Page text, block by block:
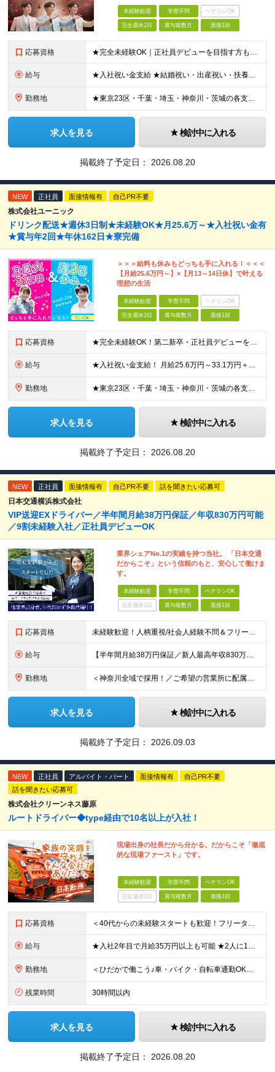
未経験歓迎 学歴不問 ベテランOK
完全週休2日 賞与複数月 面接1回
応募資格 ★完全未経験OK｜正社員デビューを目指す方も大歓迎！子育て世代も活躍中！ ★応募資格を満たす方は全員面接いたします！（面接1回） ■学歴不問 ■普通免許をお持ちの方（AT限定可） ■40歳以下の方（
給与 ★入社祝い金支給 ★結婚祝い・出産祝い・扶養手当・家族手当・退職金制度など福利厚生も充実しています！ 月給19.2万円～21.4万円＋賞与年2回 ※研修期間2ヶ月：月給額から-1.2万円の支給にな
勤務地 ★東京23区・千葉・埼玉・神奈川・茨城の各支店 ★転居を伴う転勤なし ★希望や通勤時間を考慮して決定します ★U・Iターン歓迎！ ▼東京都 ・板橋支店 東京都板橋区東坂下 ・新砂支店 東京都江東区
求人を見る 検討中に入れる
掲載終了予定日： 2026.08.20
NEW 正社員 面接情報有 自己PR不要
株式会社ユーニック
ドリンク配送★週休3日制★未経験OK★月25.6万～★入社祝い金有
★賞与年2回★年休162日★寮完備
＞＞＞給料も休みもどっちも手に入れる！＜＜＜
【月給25.6万円～】×【月13～14日休】で叶える
理想の生活
未経験歓迎 学歴不問 ベテランOK
完全週休2日 賞与複数月 面接1回
応募資格 ★完全未経験OK！第二新卒・正社員デビューを目指す方も大歓迎！ ★応募資格を満たす方は全員面接いたします！（面接1回） ■学歴不問 ■普通免許をお持ちの方（AT限定可） ■34歳以下の方（若年層の長
給与 ★入社祝い金支給！ 月給25.6万円～33.1万円＋賞与年2回 ※結婚祝い・出産祝い・扶養手当・家族手当・退職金制度など福利厚生も充実しています！ ※研修期間2ヶ月：月給額から-1.6万円の支給に
勤務地 ★東京23区・千葉・埼玉・神奈川・茨城の各支店 ★転居を伴う転勤なし ★希望や通勤時間を考慮して決定します ★U・Iターン歓迎！ ▼東京都 ・板橋支店 東京都板橋区東坂下 ・新砂支店 東京都江東区
求人を見る 検討中に入れる
掲載終了予定日： 2026.08.20
NEW 正社員 面接情報有 自己PR不要 話を聞きたい応募可
日本交通横浜株式会社
VIP送迎EXドライバー／半年間月給38万円保証／年収830万円可能
／9割未経験入社／正社員デビューOK
業界シェアNo.1の実績を持つ当社。 「日本交通
だからこそ」という信頼のもと、安心して働けま
す。
未経験歓迎 学歴不問 ベテランOK
完全週休2日 賞与複数月 面接1回
応募資格 未経験歓迎！人柄重視/社会人経験不問＆フリーターもOK ■普通自動車免許（AT限定可）を取得して1年以上経過している方 ※前職・学歴・ブランク・転職回数などは一切不問です。 <2種免許取得代は全額
給与 【半年間月給38万円保証／新人最高年収830万円／賞与年2回／給料控除を100%撤廃】 6ヶ月間、月給38万円保証＋歩合給＋賞与年2回（川崎／保土ヶ谷／戸塚） ◆保証額を超える売上時は上乗せした給与
勤務地 ＜神奈川全域で採用！／ご希望の営業所に配属＞ ◎転居を伴う転勤なし！ ◎U・Iターン歓迎！ ◎マイカー通勤OK（駐車場完備） 神奈川全域に6拠点（★希望の営業所に配属） ■本社：横浜市戸塚区名瀬町1
求人を見る 検討中に入れる
掲載終了予定日： 2026.09.03
NEW 正社員 アルバイト・パート 面接情報有
自己PR不要
話を聞きたい応募可
株式会社クリーンネス藤原
ルートドライバー◆type経由で10名以上が入社！
現場出身の社長だから分かる。だからこそ「徹底
的な現場ファースト」です。
未経験歓迎 学歴不問 ベテランOK
完全週休2日 賞与複数月 面接1回
応募資格 ＜40代からの未経験スタートも歓迎！フリーターでもOK＞ type経由での入社者多数！ほぼ全員未経験スタートです◎ ★自己PR＆志望理由必要ナシ ★応募者全員面接 ★未経験OK ★社会人経験初めても
給与 ★入社2年目で月給35万円以上も可能 ★2人に1人以上が年収500万円以上 （今後年収500万円以上の層はさらに増える予定。年収500万円以下は多くが直近入社者） ★免許取得にかかる費用は会社が全額負
勤務地 ＜ひだかで働こう♪車・バイク・自転車通勤OK！埼玉エリア勤務＞ 埼玉県日高市大字田波目581-3（日高市役所の近く） └転勤なし！ └通勤費上限3万円まで支給 └駐車場完備 【社員の方のお住まい先】
残業時間 30時間以内
求人を見る 検討中に入れる
掲載終了予定日： 2026.08.20